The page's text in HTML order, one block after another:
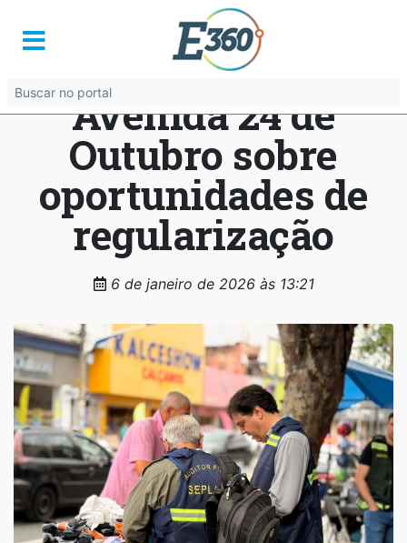
Prefeitura orienta
ambulantes da
Avenida 24 de
Outubro sobre
oportunidades de
regularização
6 de janeiro de 2026 às 13:21